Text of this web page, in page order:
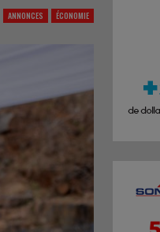
ANNONCES ÉCONOMIE